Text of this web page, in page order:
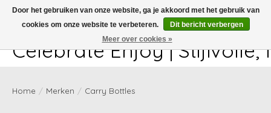
White-glove delivery available at checkout!
Celebrate Enjoy |
Home / Merken / Carry Bottles
Door het gebruiken van onze website, ga je akkoord met het gebruik van
cookies om onze website te verbeteren.
Dit bericht verbergen
Meer over cookies »